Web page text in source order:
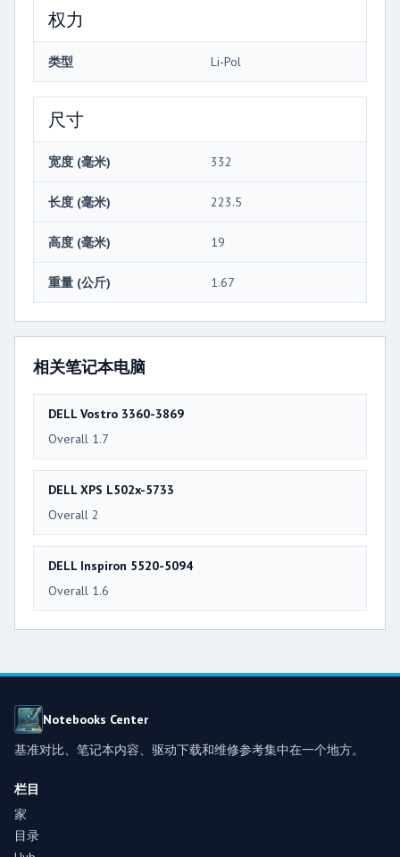
权力
类型 Li-Pol
尺寸
宽度 (毫米) 332
长度 (毫米) 223.5
高度 (毫米) 19
重量 (公斤) 1.67
相关笔记本电脑
DELL Vostro 3360-3869
Overall 1.7
DELL XPS L502x-5733
Overall 2
DELL Inspiron 5520-5094
Overall 1.6
Notebooks Center
基准对比、笔记本内容、驱动下载和维修参考集中在一个地方。
栏目
家
目录